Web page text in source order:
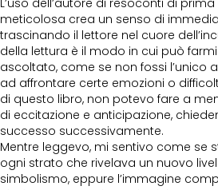
L’uso dell’autore di resoconti di
meticolosa crea un senso di
trascinando il lettore nel cuore
della lettura è il modo in cui può
ascoltato, come se non fossi l’unico
ad affrontare certe emozioni o
di questo libro, non potevo fare a
di eccitazione e anticipazione,
successo successivamente.
Mentre leggevo, mi sentivo come se
ogni strato che rivelava un nuovo
simbolismo, eppure l’immagine